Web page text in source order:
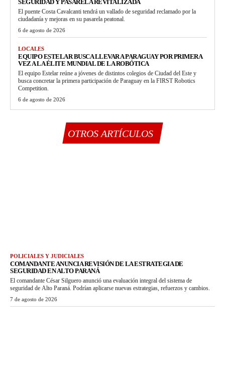
SEGURIDAD Y PASARELA REVITALIZADA
El puente Costa Cavalcanti tendrá un vallado de seguridad reclamado por la
ciudadanía y mejoras en su pasarela peatonal.
6 de agosto de 2026
LOCALES
EQUIPO ESTELAR BUSCA LLEVAR A PARAGUAY POR PRIMERA
VEZ A LA ÉLITE MUNDIAL DE LA ROBÓTICA
El equipo Estelar reúne a jóvenes de distintos colegios de Ciudad del Este y
busca concretar la primera participación de Paraguay en la FIRST Robotics
Competition.
6 de agosto de 2026
OTROS ARTÍCULOS
POLICIALES Y JUDICIALES
COMANDANTE ANUNCIA REVISIÓN DE LA ESTRATEGIA DE
SEGURIDAD EN ALTO PARANÁ
El comandante César Silguero anunció una evaluación integral del sistema de
seguridad de Alto Paraná. Podrían aplicarse nuevas estrategias, refuerzos y cambios.
7 de agosto de 2026